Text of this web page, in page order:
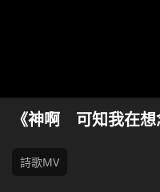
《神啊 可知我在想
詩歌MV